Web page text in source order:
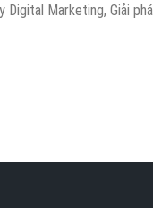
Marketing, Giải